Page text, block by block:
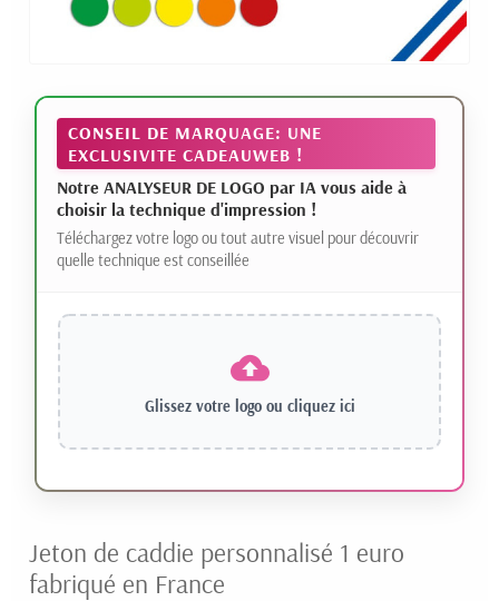
CONSEIL DE MARQUAGE: UNE
EXCLUSIVITE CADEAUWEB !
Notre ANALYSEUR DE LOGO par IA vous aide à
choisir la technique d'impression !
Téléchargez votre logo ou tout autre visuel pour découvrir
quelle technique est conseillée
Glissez votre logo ou cliquez ici
Jeton de caddie personnalisé 1 euro
fabriqué en France